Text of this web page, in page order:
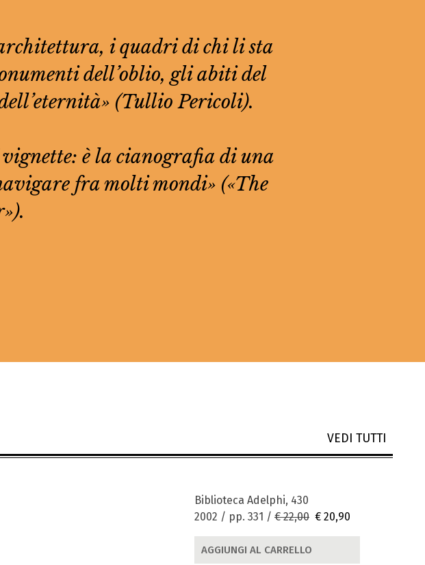
i quadri di chi li sta
dell’oblio, gli abiti del
(Tullio Pericoli).
è la cianografia di una
fra molti mondi» («The
VEDI TUTTI
Biblioteca Adelphi, 430
2002 / pp. 331 / € 22,00 € 20,90
AGGIUNGI AL CARRELLO